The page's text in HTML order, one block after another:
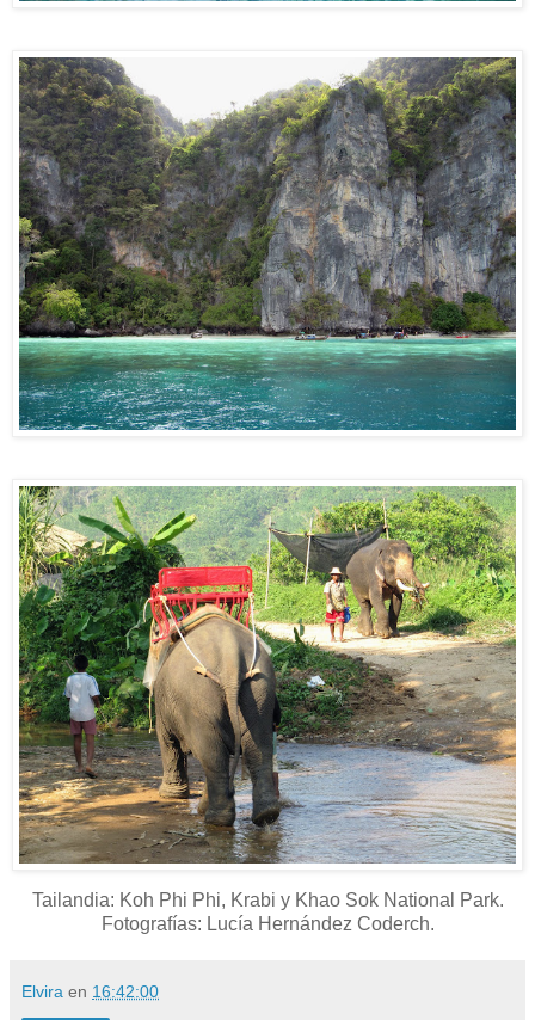
Tailandia: Koh Phi Phi, Krabi y Khao Sok National Park.
Fotografías: Lucía Hernández Coderch.
Elvira en 16:42:00